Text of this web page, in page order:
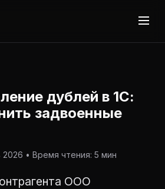
дублей в 1С:
задвоенные
• Время чтения: 5 мин
ООО